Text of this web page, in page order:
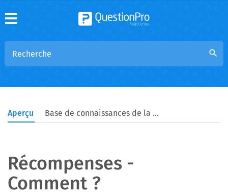
search
Aperçu Base de connaissances de la communauté
Récompenses -
Comment ?